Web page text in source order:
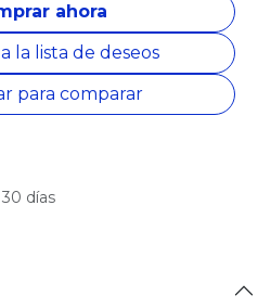
ahora
para comparar
la lista de deseos
días